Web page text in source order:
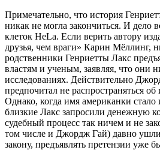
Примечательно, что история
никак не могла закончиться. И дело
клеток HeLa. Если верить автору
друзья, чем враги» Карин Мёллинг,
родственники Генриетты Лакс
властям и ученым, заявляя, что они
исследованиях. Действительно
предпочитал не распространяться
Однако, когда имя американки стало
близкие Лакс запросили денежную
судебный процесс так ничем и не
том числе и Джордж Гай) давно
закону, предъявлять претензии уже